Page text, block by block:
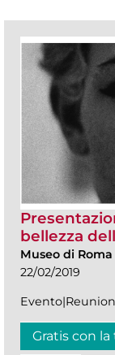
bellezza
Museo di
22/02/2019
Gratis con